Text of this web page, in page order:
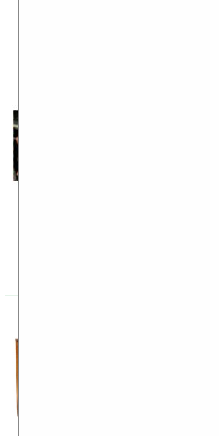
Новый
Множество
отрасли,
Sensation UI
Google
Риши
менеджер
GoogleTV.
либо
Logitech